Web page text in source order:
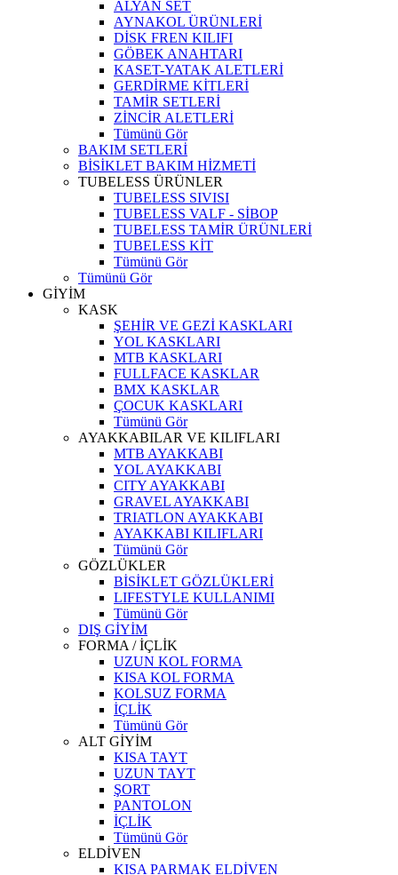
ALYAN SET
AYNAKOL ÜRÜNLERİ
DİSK FREN KILIFI
GÖBEK ANAHTARI
KASET-YATAK ALETLERİ
GERDİRME KİTLERİ
TAMİR SETLERİ
ZİNCİR ALETLERİ
Tümünü Gör
BAKIM SETLERİ
BİSİKLET BAKIM HİZMETİ
TUBELESS ÜRÜNLER
TUBELESS SIVISI
TUBELESS VALF - SİBOP
TUBELESS TAMİR ÜRÜNLERİ
TUBELESS KİT
Tümünü Gör
Tümünü Gör
GİYİM
KASK
ŞEHİR VE GEZİ KASKLARI
YOL KASKLARI
MTB KASKLARI
FULLFACE KASKLAR
BMX KASKLAR
ÇOCUK KASKLARI
Tümünü Gör
AYAKKABILAR VE KILIFLARI
MTB AYAKKABI
YOL AYAKKABI
CITY AYAKKABI
GRAVEL AYAKKABI
TRIATLON AYAKKABI
AYAKKABI KILIFLARI
Tümünü Gör
GÖZLÜKLER
BİSİKLET GÖZLÜKLERİ
LIFESTYLE KULLANIMI
Tümünü Gör
DIŞ GİYİM
FORMA / İÇLİK
UZUN KOL FORMA
KISA KOL FORMA
KOLSUZ FORMA
İÇLİK
Tümünü Gör
ALT GİYİM
KISA TAYT
UZUN TAYT
ŞORT
PANTOLON
İÇLİK
Tümünü Gör
ELDİVEN
KISA PARMAK ELDİVEN